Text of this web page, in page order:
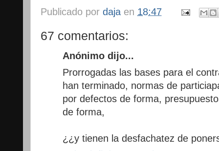
Publicado por daja en 18:47
67 comentarios:
Anónimo dijo...
Prorrogadas las bases para el
han terminado, normas de
por defectos de forma,
de forma,
¿¿y tienen la desfachatez de